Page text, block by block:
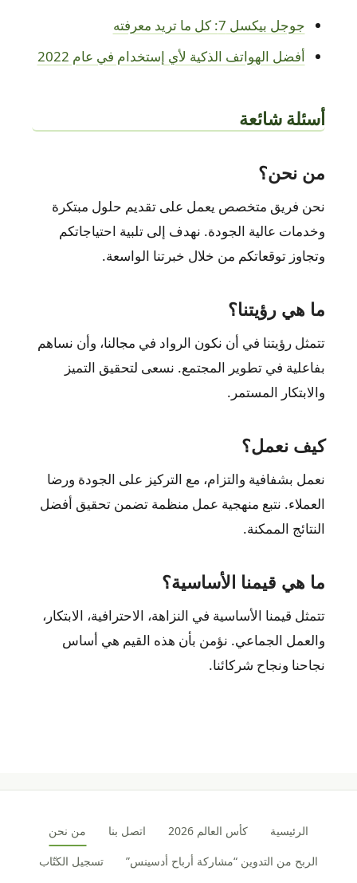
جوجل بيكسل 7: كل ما تريد معرفته
أفضل الهواتف الذكية لأي إستخدام في عام 2022
أسئلة شائعة
من نحن؟
نحن فريق متخصص يعمل على تقديم حلول مبتكرة
وخدمات عالية الجودة. نهدف إلى تلبية احتياجاتكم
وتجاوز توقعاتكم من خلال خبرتنا الواسعة.
ما هي رؤيتنا؟
تتمثل رؤيتنا في أن نكون الرواد في مجالنا، وأن نساهم
بفاعلية في تطوير المجتمع. نسعى لتحقيق التميز
والابتكار المستمر.
كيف نعمل؟
نعمل بشفافية والتزام، مع التركيز على الجودة ورضا
العملاء. نتبع منهجية عمل منظمة تضمن تحقيق أفضل
النتائج الممكنة.
ما هي قيمنا الأساسية؟
تتمثل قيمنا الأساسية في النزاهة، الاحترافية، الابتكار،
والعمل الجماعي. نؤمن بأن هذه القيم هي أساس
نجاحنا ونجاح شركائنا.
الرئيسية كأس العالم 2026 اتصل بنا
من نحن
الربح من التدوين “مشاركة أرباح أدسينس”
تسجيل الكتّاب